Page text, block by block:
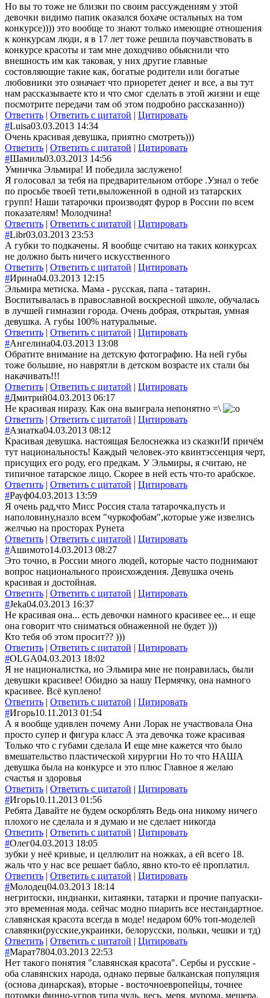
Но вы то тоже не близки по своим рассуждениям у этой
девочки видимо папик оказался бохаче остальных на том
конкурсе)))) это вообще то знают только имеющие отношения
к конкурсам люди, я в 17 лет тоже решила поучавствовать в
конкурсе красоты и там мне доходчиво обьяснили что
внешность им как таковая, у них другие главные
состовляющие такие как, богатые родители или богатые
любовники это означает что приоретет денег и все, а вы тут
нам рассказываете кто и что смог сделать в этой жизни и еще
посмотрите передачи там об этом подробно рассказанно))
Ответить | Ответить с цитатой | Цитировать
#Luisa03.03.2013 14:34
Очень красивая девушка, приятно смотреть)))
Ответить | Ответить с цитатой | Цитировать
#Шамиль03.03.2013 14:56
Умничка Эльмира! И победила заслужено!
Я голосовал за тебя на предварительном отборе .Узнал о тебе
по просьбе твоей тети,выложенной в одной из татарских
групп! Наши татарочки производят фурор в России по всем
показателям! Молодчина!
Ответить | Ответить с цитатой | Цитировать
#Libr03.03.2013 23:53
А губки то подкачены. Я вообще считаю на таких конкурсах
не должно быть ничего искусственного
Ответить | Ответить с цитатой | Цитировать
#Ирина04.03.2013 12:15
Эльмира метиска. Мама - русская, папа - татарин.
Воспитывалась в православной воскресной школе, обучалась
в лучшей гимназии города. Очень добрая, открытая, умная
девушка. А губы 100% натуральные.
Ответить | Ответить с цитатой | Цитировать
#Ангелина04.03.2013 13:08
Обратите внимание на детскую фотографию. На ней губы
тоже большие, но наврятли в детском возрасте их стали бы
накачивать!!!
Ответить | Ответить с цитатой | Цитировать
#Дмитрий04.03.2013 06:17
Не красивая ниразу. Как она выиграла непонятно =\
Ответить | Ответить с цитатой | Цитировать
#Азиатка04.03.2013 08:12
Красивая девушка. настоящая Белоснежка из сказки!И причём
тут национальность! Каждый человек-это квинтэссенция черт,
присущих его роду, его предкам. У Эльмиры, я считаю, не
типичное татарское лицо. Скорее в ней есть что-то арабское.
Ответить | Ответить с цитатой | Цитировать
#Рауф04.03.2013 13:59
Я очень рад,что Мисс Россия стала татарочка,пусть и
наполовину,назло всем "чуркофобам",которые уже извелись
желчью на просторах Рунета
Ответить | Ответить с цитатой | Цитировать
#Ашимото14.03.2013 08:27
Это точно, в России много людей, которые часто поднимают
вопрос национального происхождения. Девушка очень
красивая и достойная.
Ответить | Ответить с цитатой | Цитировать
#Jeka04.03.2013 16:37
Не красивая она... есть девочки намного красивее ее... и еще
она говорит что сниматься обнаженной не будет )))
Кто тебя об этом просит?? )))
Ответить | Ответить с цитатой | Цитировать
#OLGA04.03.2013 18:02
Я не националистка, но Эльмира мне не понравилась, были
девушки красивее! Обидно за нашу Пермячку, она намного
красивее. Всё куплено!
Ответить | Ответить с цитатой | Цитировать
#Игорь10.11.2013 01:54
А я вообще удивлен почему Ани Лорак не участвовала Она
просто супер и фигура класс А эта девочка тоже красивая
Только что с губами сделала И еще мне кажется что было
вмешательство пластической хирургии Но то что НАША
девушка была на конкурсе и это плюс Главное я желаю
счастья и здоровья
Ответить | Ответить с цитатой | Цитировать
#Игорь10.11.2013 01:56
Ребята Давайте не будем оскорблять Ведь она никому ничего
плохого не сделала и я думаю и не сделает никогда
Ответить | Ответить с цитатой | Цитировать
#Олег04.03.2013 18:05
зубки у неё кривые, и целлюлит на ножках, а ей всего 18.
жаль что у нас все решает бабло, явно кто-то её проплатил.
Ответить | Ответить с цитатой | Цитировать
#Молодец04.03.2013 18:14
негритоски, индианки, китаянки, татарки и прочие папуаски-
это временная мода. сейчас модно пиарить все нестандартное.
славянская красота всегда в моде! недаром 60% топ-моделей
славянки(русские,украинки, белорусски, польки, чешки и тд)
Ответить | Ответить с цитатой | Цитировать
#Марат7804.03.2013 22:53
Нет такого понятия "славянская красота". Сербы и русские -
оба славянских народа, однако первые балканская популяция
(основа динарская), вторые - восточноевропейцы, точнее
потомки финно-угров типа чудь, весь, меря, мурома, мещера,